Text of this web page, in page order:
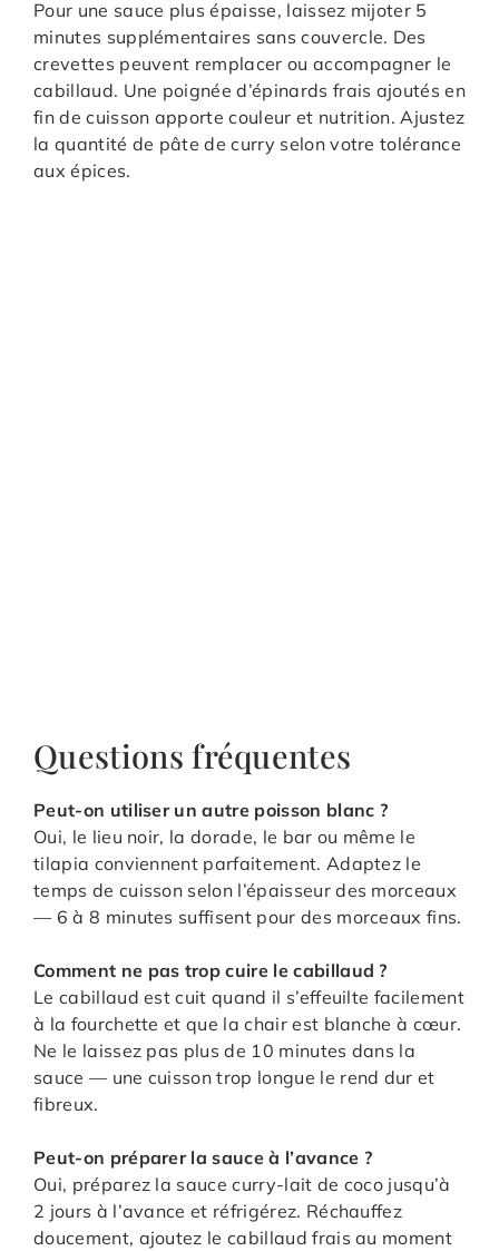
Pour une sauce plus épaisse, laissez mijoter 5
minutes supplémentaires sans couvercle. Des
crevettes peuvent remplacer ou accompagner le
cabillaud. Une poignée d’épinards frais ajoutés en
fin de cuisson apporte couleur et nutrition. Ajustez
la quantité de pâte de curry selon votre tolérance
aux épices.
Questions fréquentes
Peut-on utiliser un autre poisson blanc ?
Oui, le lieu noir, la dorade, le bar ou même le
tilapia conviennent parfaitement. Adaptez le
temps de cuisson selon l’épaisseur des morceaux
— 6 à 8 minutes suffisent pour des morceaux fins.
Comment ne pas trop cuire le cabillaud ?
Le cabillaud est cuit quand il s’effeuilte facilement
à la fourchette et que la chair est blanche à cœur.
Ne le laissez pas plus de 10 minutes dans la
sauce — une cuisson trop longue le rend dur et
fibreux.
Peut-on préparer la sauce à l’avance ?
Oui, préparez la sauce curry-lait de coco jusqu’à
2 jours à l’avance et réfrigérez. Réchauffez
doucement, ajoutez le cabillaud frais au moment